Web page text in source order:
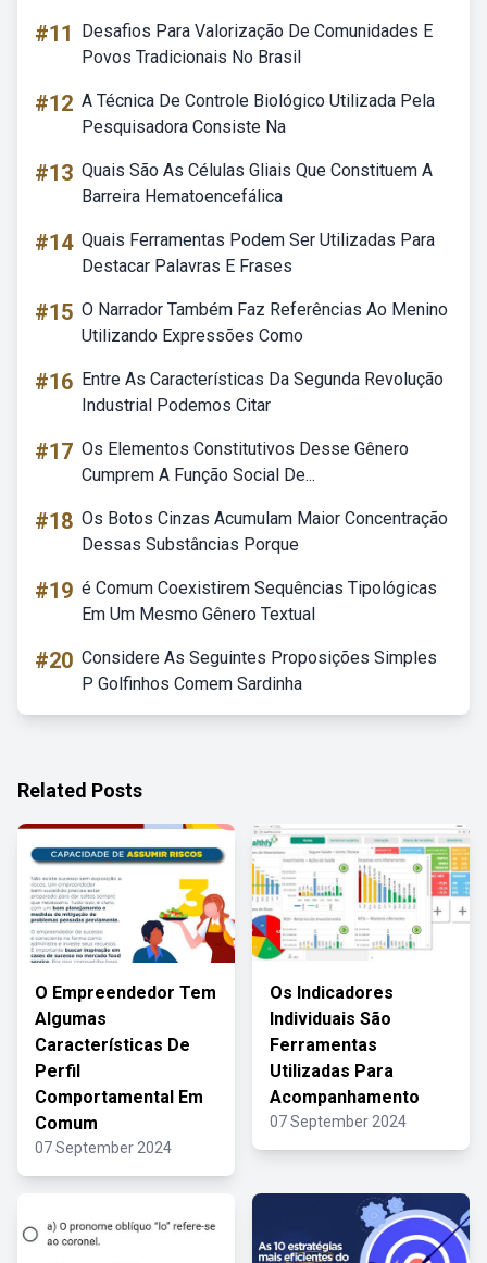
#11
Desafios Para Valorização De Comunidades E
Povos Tradicionais No Brasil
#12 A Técnica De Controle Biológico Utilizada Pela
Pesquisadora Consiste Na
#13 Quais São As Células Gliais Que Constituem A
Barreira Hematoencefálica
#14 Quais Ferramentas Podem Ser Utilizadas Para
Destacar Palavras E Frases
#15 O Narrador Também Faz Referências Ao Menino
Utilizando Expressões Como
#16 Entre As Características Da Segunda Revolução
Industrial Podemos Citar
#17 Os Elementos Constitutivos Desse Gênero
Cumprem A Função Social De...
#18 Os Botos Cinzas Acumulam Maior Concentração
Dessas Substâncias Porque
#19 é Comum Coexistirem Sequências Tipológicas
Em Um Mesmo Gênero Textual
#20 Considere As Seguintes Proposições Simples
P Golfinhos Comem Sardinha
Related Posts
O Empreendedor Tem
Algumas
Características De
Perfil
Comportamental Em
Comum
07 September 2024
Os Indicadores
Individuais São
Ferramentas
Utilizadas Para
Acompanhamento
07 September 2024